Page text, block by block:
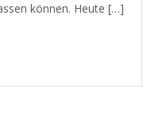
können. Heute […]